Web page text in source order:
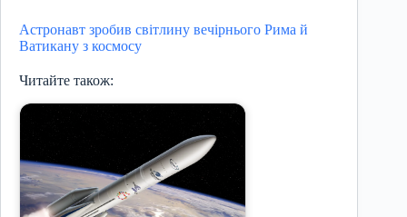
Астронавт зробив світлину вечірнього Рима й
Ватикану з космосу
Читайте також: